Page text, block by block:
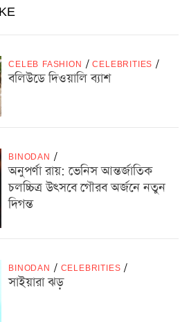
CELEB FASHION / CELEBRITIES /
বলিউডে দিওয়ালি ব্যাশ
BINODAN /
অনুপর্ণা রায়: ভেনিস আন্তর্জাতিক
চলচ্চিত্র উৎসবে গৌরব অর্জনে নতুন
দিগন্ত
BINODAN / CELEBRITIES /
সাইয়ারা ঝড়